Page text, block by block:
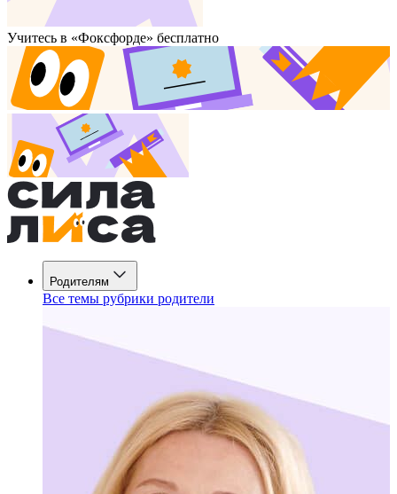
Учитесь в «Фоксфорде» бесплатно
Родителям
Все темы рубрики родители